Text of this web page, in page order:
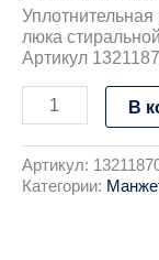
люка
Артикул
В
Артикул:
Категории: